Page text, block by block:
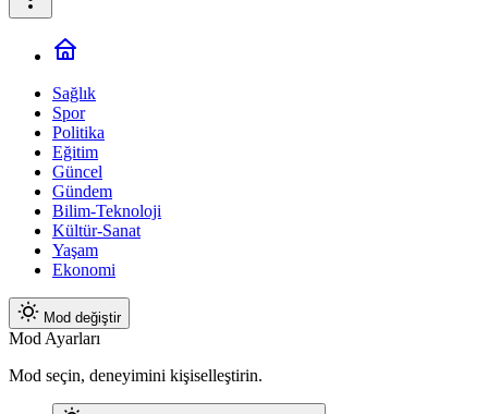
Sağlık
Spor
Politika
Eğitim
Güncel
Gündem
Bilim-Teknoloji
Kültür-Sanat
Yaşam
Ekonomi
Mod değiştir
Mod Ayarları
Mod seçin, deneyimini kişiselleştirin.